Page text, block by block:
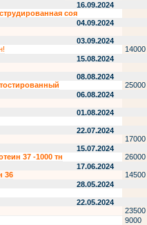
16.09.2024
соя
04.09.2024
03.09.2024
14000
15.08.2024
08.08.2024
25000
06.08.2024
01.08.2024
22.07.2024
17000
15.07.2024
37 -1000 тн
26000
17.06.2024
36
14500
28.05.2024
22.05.2024
23500
9000